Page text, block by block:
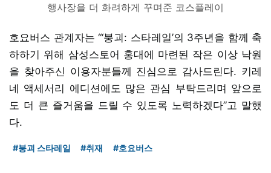
행사장을 더 화려하게 꾸며준 코스플레이
호요버스 관계자는 “‘붕괴: 스타레일’의 3주년을 함께 축
하하기 위해 삼성스토어 홍대에 마련된 작은 이상 낙원
을 찾아주신 이용자분들께 진심으로 감사드린다. 키레
네 액세서리 에디션에도 많은 관심 부탁드리며 앞으로
도 더 큰 즐거움을 드릴 수 있도록 노력하겠다”고 말했
다.
#붕괴 스타레일 #취재 #호요버스